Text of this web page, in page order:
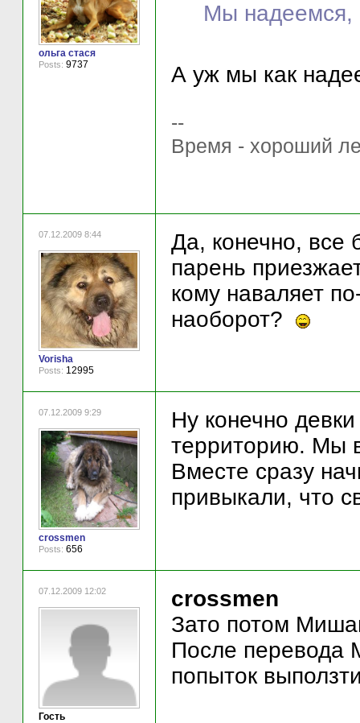
ольга стася
Posts: 9737
Мы надеемся,
А уж мы как
--
Время - хороший
07.12.2009 8:44
Vorisha
Posts: 12995
Да, конечно, все
парень
кому наваляет
наоборот?
07.12.2009 9:29
crossmen
Posts: 656
Ну конечно
территорию. Мы
Вместе сразу
привыкали, что
07.12.2009 12:02
Гость
crossmen
Зато потом
После перевода
попыток